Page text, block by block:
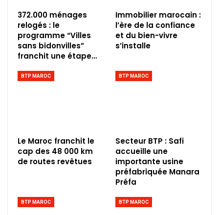
372.000 ménages
relogés : le
programme “Villes
sans bidonvilles”
franchit une étape…
Immobilier marocain :
l’ère de la confiance
et du bien-vivre
s’installe
BTP MAROC
Le Maroc franchit le
cap des 48 000 km
de routes revêtues
BTP MAROC
Secteur BTP : Safi
accueille une
importante usine
préfabriquée Manara
Préfa
BTP MAROC BTP MAROC